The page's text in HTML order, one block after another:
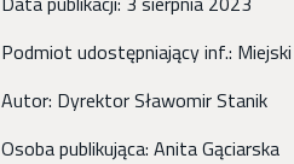
Podmiot udostępniający inf.:
Autor: Dyrektor Sławomir Stanik
Osoba publikująca: Anita Gąciarska